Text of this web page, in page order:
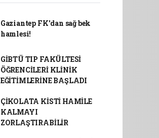
Gaziantep FK'dan sağ bek
hamlesi!
GİBTÜ TIP FAKÜLTESİ
ÖĞRENCİLERİ KLİNİK
EĞİTİMLERİNE BAŞLADI
ÇİKOLATA KİSTİ HAMİLE
KALMAYI
ZORLAŞTIRABİLİR